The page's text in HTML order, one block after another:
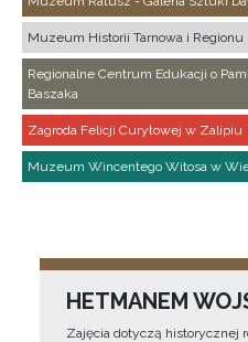
Muzeum Historii Tarnowa i Regionu
Regionalne Centrum Edukacji o
Baszaka
Zagroda Felicji Curyłowej w Zalipiu
Muzeum Wincentego Witosa w
HETMANEM
Zajęcia dotyczą historycznej